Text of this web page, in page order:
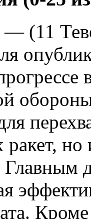
— (11
ракет,
Главным